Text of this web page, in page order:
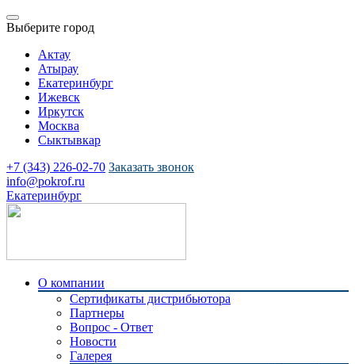
Выберите город
Актау
Атырау
Екатеринбург
Ижевск
Иркутск
Москва
Сыктывкар
+7 (343) 226-02-70 Заказать звонок
info@pokrof.ru
Екатеринбург
О компании
Сертификаты дистрибьютора
Партнеры
Вопрос - Ответ
Новости
Галерея